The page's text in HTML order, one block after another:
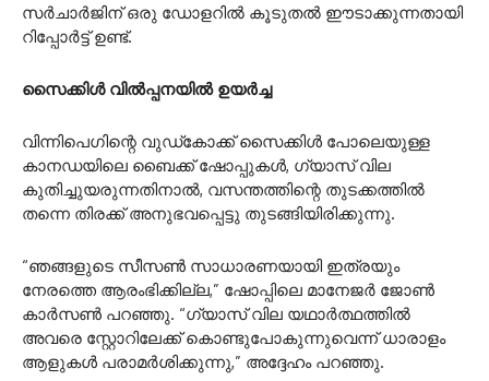
സർചാർജിന് ഒരു ഡോളറിൽ കൂടുതൽ ഈടാക്കുന്നതായി
റിപ്പോർട്ട് ഉണ്ട്.
സൈക്കിൾ വിൽപ്പനയിൽ ഉയർച്ച
വിന്നിപെഗിന്റെ വുഡ്‌കോക്ക് സൈക്കിൾ പോലെയുള്ള
കാനഡയിലെ ബൈക്ക് ഷോപ്പുകൾ, ഗ്യാസ് വില
കുതിച്ചുയരുന്നതിനാൽ, വസന്തത്തിന്റെ തുടക്കത്തിൽ
തന്നെ തിരക്ക് അനുഭവപ്പെട്ടു തുടങ്ങിയിരിക്കുന്നു.
“ഞങ്ങളുടെ സീസൺ സാധാരണയായി ഇത്രയും
നേരത്തെ ആരംഭിക്കില്ല,” ഷോപ്പിലെ മാനേജർ ജോൺ
കാർസൺ പറഞ്ഞു. “ഗ്യാസ് വില യഥാർത്ഥത്തിൽ
അവരെ സ്റ്റോറിലേക്ക് കൊണ്ടുപോകുന്നുവെന്ന് ധാരാളം
ആളുകൾ പരാമർശിക്കുന്നു,” അദ്ദേഹം പറഞ്ഞു.